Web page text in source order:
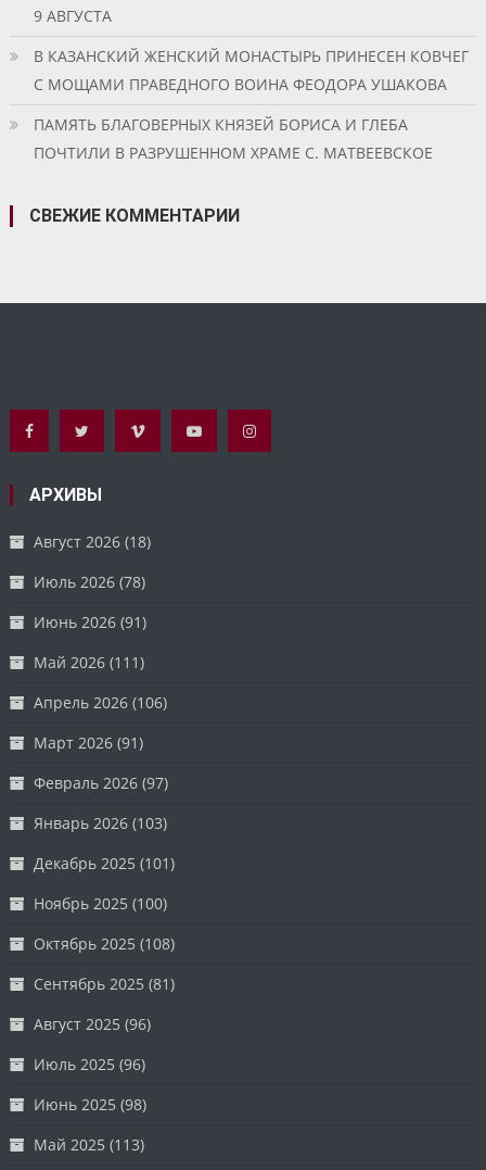
9 АВГУСТА
В КАЗАНСКИЙ ЖЕНСКИЙ МОНАСТЫРЬ ПРИНЕСЕН КОВЧЕГ
С МОЩАМИ ПРАВЕДНОГО ВОИНА ФЕОДОРА УШАКОВА
ПАМЯТЬ БЛАГОВЕРНЫХ КНЯЗЕЙ БОРИСА И ГЛЕБА
ПОЧТИЛИ В РАЗРУШЕННОМ ХРАМЕ С. МАТВЕЕВСКОЕ
СВЕЖИЕ КОММЕНТАРИИ
АРХИВЫ
Август 2026 (18)
Июль 2026 (78)
Июнь 2026 (91)
Май 2026 (111)
Апрель 2026 (106)
Март 2026 (91)
Февраль 2026 (97)
Январь 2026 (103)
Декабрь 2025 (101)
Ноябрь 2025 (100)
Октябрь 2025 (108)
Сентябрь 2025 (81)
Август 2025 (96)
Июль 2025 (96)
Июнь 2025 (98)
Май 2025 (113)